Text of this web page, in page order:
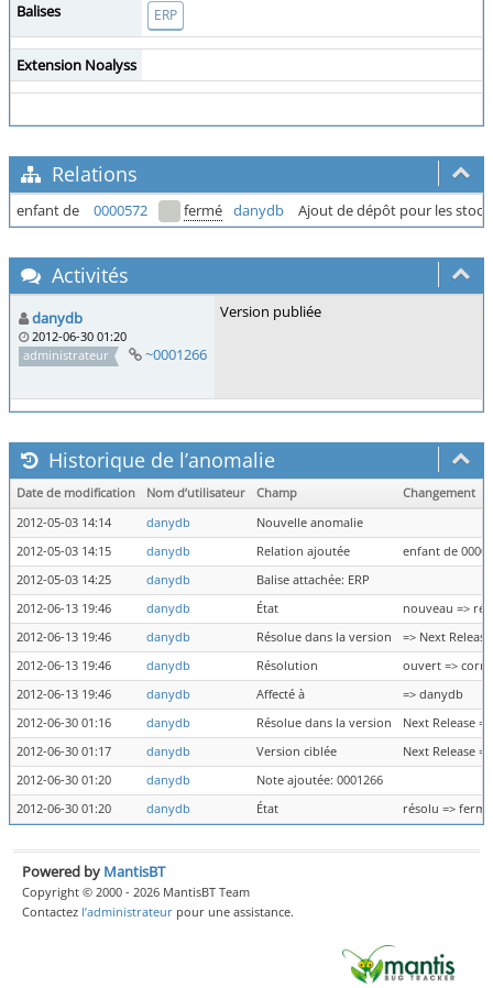
Balises
ERP
Extension Noalyss
Relations
enfant de 0000572 fermé danydb Ajout de dépôt pour les
Activités
danydb
2012-06-30 01:20
administrateur
~0001266
Version publiée
Historique de l’anomalie
Date de modification Nom d’utilisateur Champ
Changement
2012-05-03 14:14
danydb
Nouvelle anomalie
2012-05-03 14:15
danydb Relation ajoutée
enfant de
2012-05-03 14:25
danydb
Balise attachée: ERP
2012-06-13 19:46
danydb État
nouveau =>
2012-06-13 19:46
danydb Résolue dans la version
=> Next Release
2012-06-13 19:46
danydb Résolution
ouvert =>
2012-06-13 19:46
danydb Affecté à
=> danydb
2012-06-30 01:16
danydb Résolue dans la version
Next Release
2012-06-30 01:17
danydb Version ciblée
Next Release
2012-06-30 01:20
danydb
Note ajoutée: 0001266
2012-06-30 01:20
danydb État résolu => fermé
Powered by MantisBT
Copyright © 2000 - 2026 MantisBT Team
Contactez l’administrateur pour une assistance.